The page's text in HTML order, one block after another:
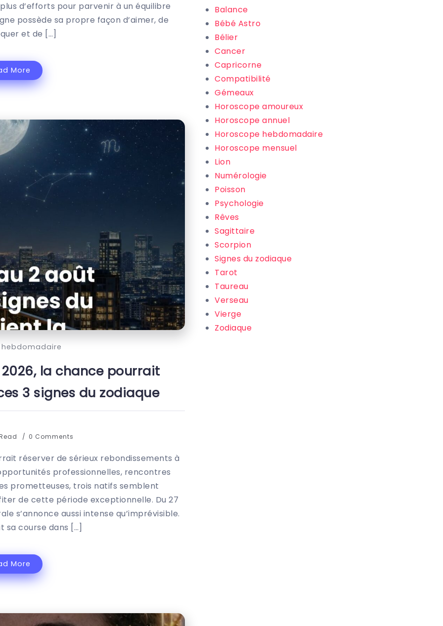
d’efforts pour parvenir à un équilibre
possède sa propre façon d’aimer, de
et de […]
More
la chance pourrait
3 signes du zodiaque
0 Comments
réserver de sérieux rebondissements à
professionnelles, rencontres
prometteuses, trois natifs semblent
de cette période exceptionnelle. Du 27
s’annonce aussi intense qu’imprévisible.
sa course dans […]
More
Balance
Bébé Astro
Bélier
Cancer
Capricorne
Compatibilité
Gémeaux
Horoscope amoureux
Horoscope annuel
Horoscope hebdomadaire
Horoscope mensuel
Lion
Numérologie
Poisson
Psychologie
Rêves
Sagittaire
Scorpion
Signes du zodiaque
Tarot
Taureau
Verseau
Vierge
Zodiaque